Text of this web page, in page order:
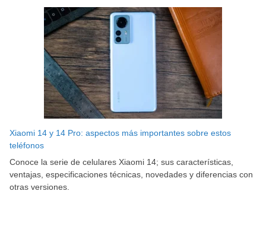
Xiaomi 14 y 14 Pro: aspectos más importantes sobre estos
teléfonos
Conoce la serie de celulares Xiaomi 14; sus características,
ventajas, especificaciones técnicas, novedades y diferencias con
otras versiones.